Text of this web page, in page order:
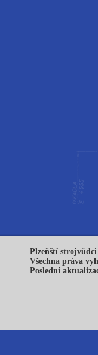
Plzeňští
Všechna práva
Poslední